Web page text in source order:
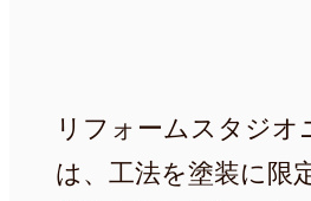
リフォームスタジオ
は、工法を塗装に限